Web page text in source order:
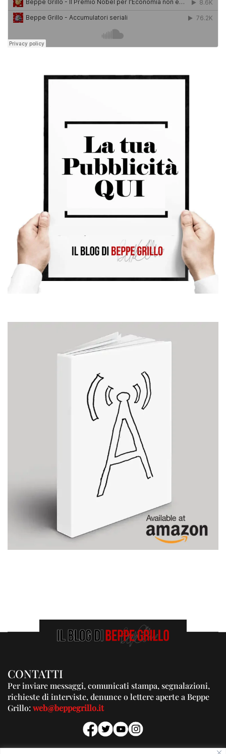
CONTATTI
Per inviare messaggi, comunicati stampa, segnalazioni,
richieste di interviste, denunce o lettere aperte a Beppe
Grillo:web@beppegrillo.it